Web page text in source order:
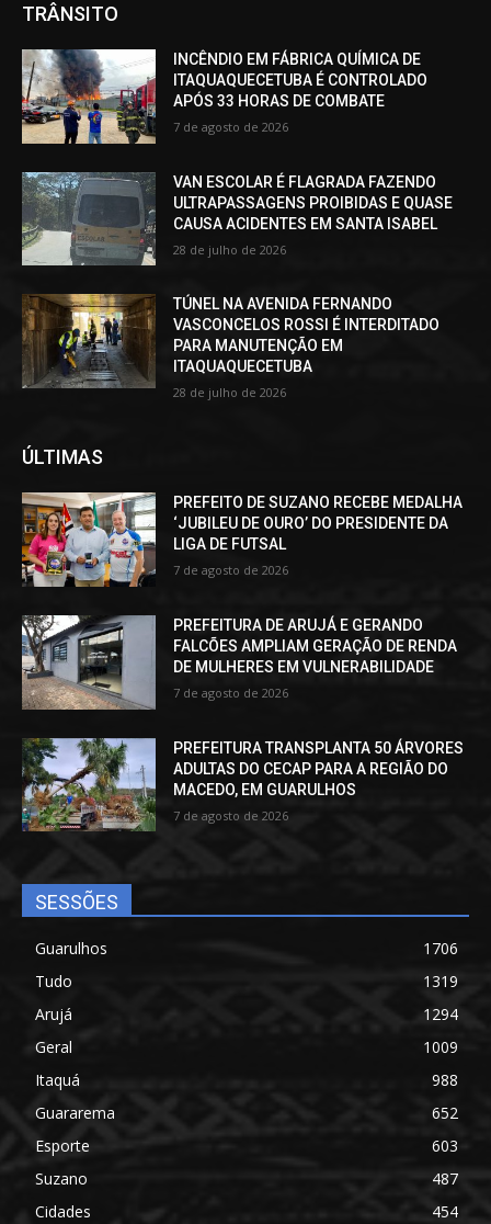
TRÂNSITO
INCÊNDIO EM FÁBRICA QUÍMICA DE
ITAQUAQUECETUBA É CONTROLADO
APÓS 33 HORAS DE COMBATE
7 de agosto de 2026
VAN ESCOLAR É FLAGRADA FAZENDO
ULTRAPASSAGENS PROIBIDAS E QUASE
CAUSA ACIDENTES EM SANTA ISABEL
28 de julho de 2026
TÚNEL NA AVENIDA FERNANDO
VASCONCELOS ROSSI É INTERDITADO
PARA MANUTENÇÃO EM
ITAQUAQUECETUBA
28 de julho de 2026
ÚLTIMAS
PREFEITO DE SUZANO RECEBE MEDALHA
‘JUBILEU DE OURO’ DO PRESIDENTE DA
LIGA DE FUTSAL
7 de agosto de 2026
PREFEITURA DE ARUJÁ E GERANDO
FALCÕES AMPLIAM GERAÇÃO DE RENDA
DE MULHERES EM VULNERABILIDADE
7 de agosto de 2026
PREFEITURA TRANSPLANTA 50 ÁRVORES
ADULTAS DO CECAP PARA A REGIÃO DO
MACEDO, EM GUARULHOS
7 de agosto de 2026
SESSÕES
Guarulhos
1706
Tudo
1319
Arujá
1294
Geral
1009
Itaquá
988
Guararema
652
Esporte
603
Suzano
487
Cidades
454